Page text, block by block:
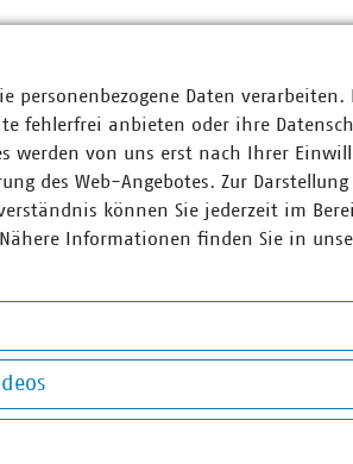
hat einen neuen wöchentlichen
die zehn meistgelesenen ZfK-Artikel
mit „Meistgelesen diese Woche“ den
hat:
Tag
personenbezogene Daten
fehlerfrei anbieten oder ihre
werden von uns erst nach Ihrer
des Web-Angebotes. Zur
können Sie jederzeit im
Informationen finden Sie in